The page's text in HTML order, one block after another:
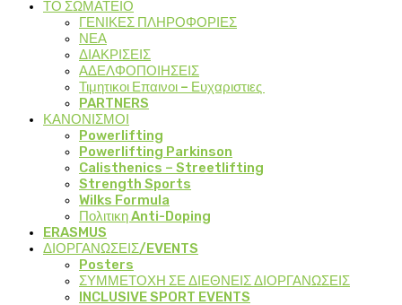
ΤΟ ΣΩΜΑΤΕΙΟ
ΓΕΝΙΚΕΣ ΠΛΗΡΟΦΟΡΙΕΣ
ΝΕΑ
ΔΙΑΚΡΙΣΕΙΣ
ΑΔΕΛΦΟΠΟΙΗΣΕΙΣ
Τιμητικοι Επαινοι – Ευχαριστιες
PARTNERS
ΚΑΝΟΝΙΣΜΟΙ
Powerlifting
Powerlifting Parkinson
Calisthenics – Streetlifting
Strength Sports
Wilks Formula
Πολιτικη Anti-Doping
ERASMUS
ΔΙΟΡΓΑΝΩΣΕΙΣ/EVENTS
Posters
ΣΥΜΜΕΤΟΧΗ ΣΕ ΔΙΕΘΝΕΙΣ ΔΙΟΡΓΑΝΩΣΕΙΣ
INCLUSIVE SPORT EVENTS